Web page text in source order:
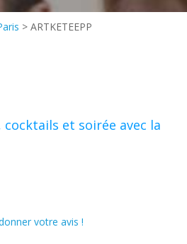
> ARTKETEEPP
et soirée avec la
votre avis !